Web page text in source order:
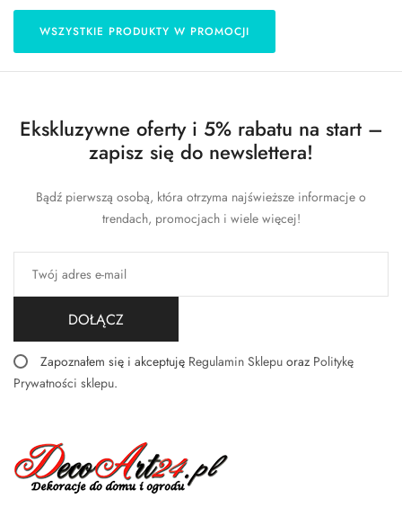
WSZYSTKIE PRODUKTY W PROMOCJI
Ekskluzywne oferty i 5% rabatu na start –
zapisz się do newslettera!
Bądź pierwszą osobą, która otrzyma najświeższe informacje o
trendach, promocjach i wiele więcej!
DOŁĄCZ
Zapoznałem się i akceptuję Regulamin Sklepu oraz Politykę
Prywatności sklepu.